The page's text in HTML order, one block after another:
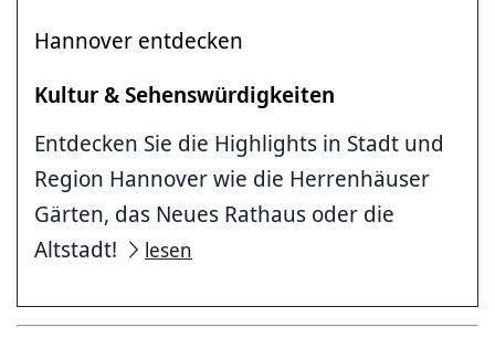
Hannover entdecken
Kultur & Sehenswürdigkeiten
Entdecken Sie die Highlights in Stadt und
Region Hannover wie die Herrenhäuser
Gärten, das Neues Rathaus oder die
Altstadt!
lesen